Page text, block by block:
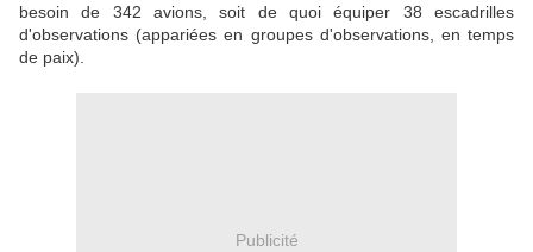
besoin de 342 avions, soit de quoi équiper 38 escadrilles
d'observations (appariées en groupes d'observations, en temps
de paix).
Publicité